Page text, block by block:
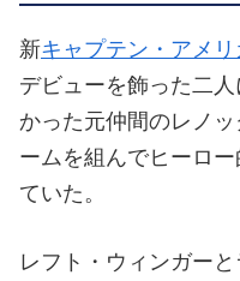
新キャプテン・アメリ
デビューを飾った二
かった元仲間のレノ
ームを組んでヒーロ
ていた。
レフト・ウィンガー